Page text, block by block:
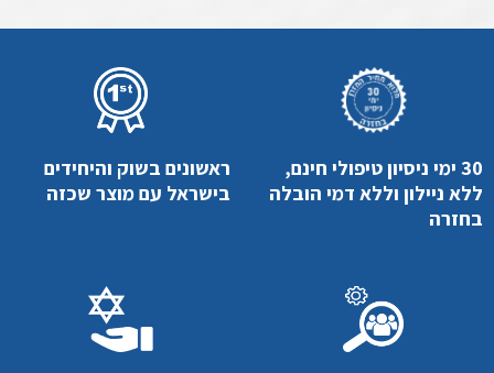
30 ימי ניסיון טיפולי חינם,
ללא ניילון וללא דמי הובלה
בחזרה
ראשונים בשוק והיחידים
בישראל עם מוצר שכזה